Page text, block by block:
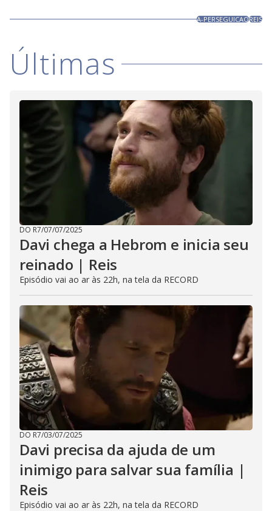
A-PERSEGUICAOREIS
Últimas
DO R7/07/07/2025
Davi chega a Hebrom e inicia seu
reinado | Reis
Episódio vai ao ar às 22h, na tela da RECORD
DO R7/03/07/2025
Davi precisa da ajuda de um
inimigo para salvar sua família |
Reis
Episódio vai ao ar às 22h, na tela da RECORD